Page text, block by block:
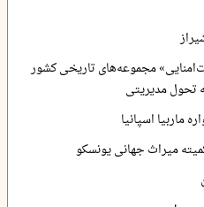
مجموعه‌های تاریخی کشور
تحول مدیریتی
ماربیا اسپانیا
میراث جهانی یونسکو